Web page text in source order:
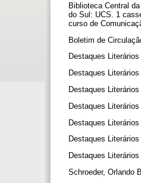
Biblioteca Central
do Sul: UCS. 1
curso de
Boletim de
Destaques
Destaques
Destaques
Destaques
Destaques
Destaques
Destaques
Schroeder, Orlando